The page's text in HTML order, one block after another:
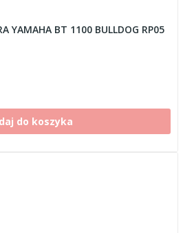
BT 1100 BULLDOG RP05
do koszyka